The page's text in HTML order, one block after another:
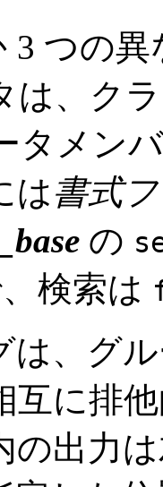
3 つの
は、ク
タメン
は書式
の
検索は
は、グ
互に排
の出力